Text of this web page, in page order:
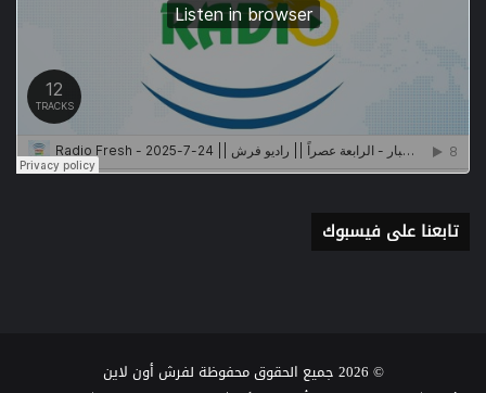
تابعنا على فيسبوك
© 2026 جميع الحقوق محفوظة لفرش أون لاين